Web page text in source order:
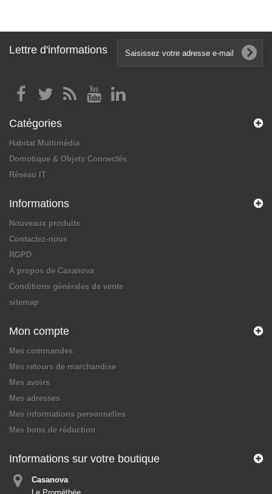
Lettre d'informations
Catégories
Habitat Multimédia
Domotique & Objets Connectés
Réseau IT
Informations
Nouveaux produits
Contactez-nous
RGPD
A propos de Casanova
Conditions générales de vente
sitemap
Mon compte
Mes commandes
Mes retours de marchandise
Mes avoirs
Mes adresses
Mes informations personnelles
Mes bons de réduction
Informations sur votre boutique
Casanova